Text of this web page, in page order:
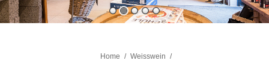
Home / Weisswein /